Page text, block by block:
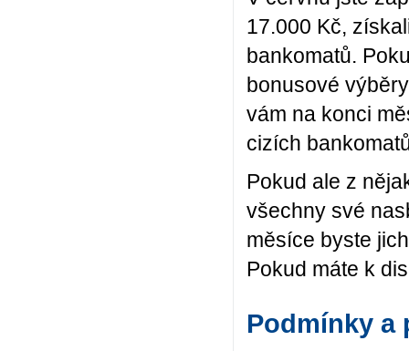
17.000 Kč,
bankomatů.
bonusové
vám na konci
cizích
Pokud ale z
všechny své
měsíce byste
Pokud máte k
Podmínky a